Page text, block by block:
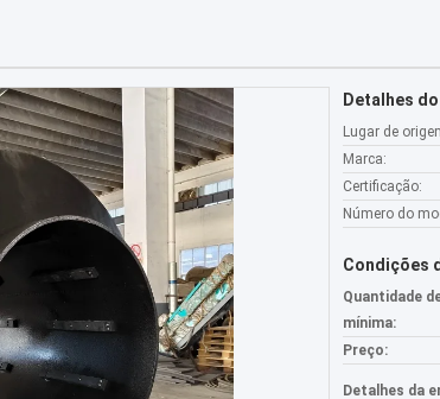
Detalhes
Lugar de
Marca:
Certificação:
Número do
Condições
Quantidade
mínima:
Preço:
Detalhes da